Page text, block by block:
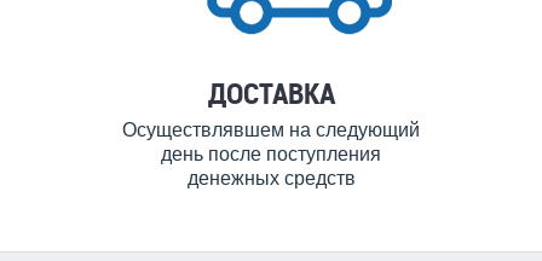
ДОСТАВКА
Осуществлявшем на следующий
день после поступления
денежных средств